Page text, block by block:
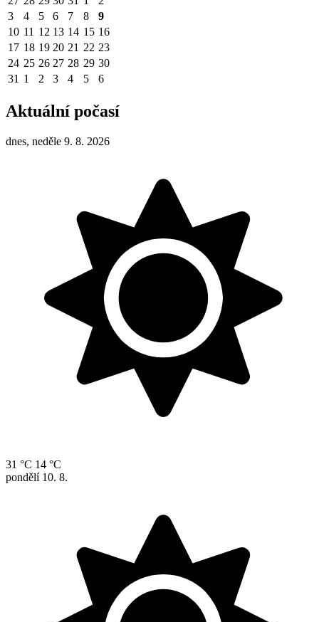
3
4 5 6 7 8
9
10 11 12 13 14 15 16
17 18 19 20 21 22 23
24 25 26 27 28 29 30
31 1 2 3 4 5 6
Aktuální počasí
dnes, neděle 9. 8. 2026
31 °C 14 °C
pondělí 10. 8.